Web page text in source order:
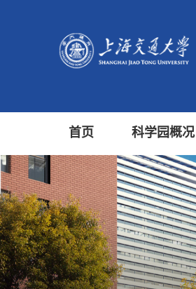
首页 科学园概况